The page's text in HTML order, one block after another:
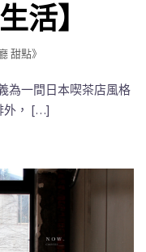
活】
甜點》
為一間日本喫茶店風格
外， […]